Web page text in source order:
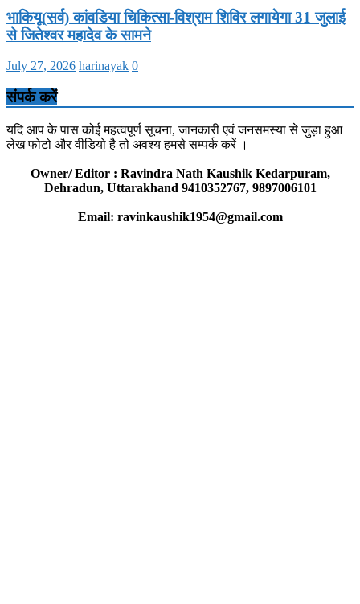
भाकियू(सर्व) कांवडिया चिकित्सा-विश्राम शिविर लगायेगा 31 जुलाई
से जितेश्वर महादेव के सामने
July 27, 2026 harinayak 0
संपर्क करें
यदि आप के पास कोई महत्वपूर्ण सूचना, जानकारी एवं जनसमस्या से जुड़ा हुआ
लेख फोटो और वीडियो है तो अवश्य हमसे सम्पर्क करें ।
Owner/ Editor : Ravindra Nath Kaushik Kedarpuram,
Dehradun, Uttarakhand 9410352767, 9897006101
Email: ravinkaushik1954@gmail.com